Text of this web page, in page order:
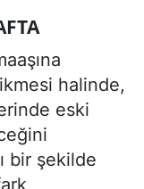
halinde,
eski
bir şekilde